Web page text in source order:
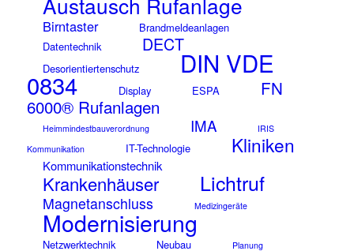
Birntaster
Brandmeldeanlagen
Datentechnik
DECT
Desorientiertenschutz DIN VDE
0834 Display ESPA
FN
6000® Rufanlagen
Heimmindestbauverordnung IMA
IRIS
Kommunikation
IT-Technologie Kliniken
Kommunikationstechnik
Krankenhäuser Lichtruf
Magnetanschluss Medizingeräte
Modernisierung
Netzwerktechnik Neubau
Planung